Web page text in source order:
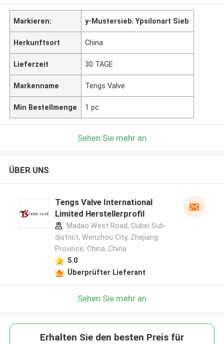
Markieren: y-Mustersieb,Ypsilonart Sieb
Herkunftsort China
Lieferzeit 30 TAGE
Markenname Tengs Valve
Min Bestellmenge 1 pc
Sehen Sie mehr an
ÜBER UNS
Tengs Valve International
Limited Herstellerprofil
Madao West Road, Oubei Sub-
district, Wenzhou City, Zhejiang
Province, China ,China
5.0
Überprüfter Lieferant
Sehen Sie mehr an
Erhalten Sie den besten Preis für